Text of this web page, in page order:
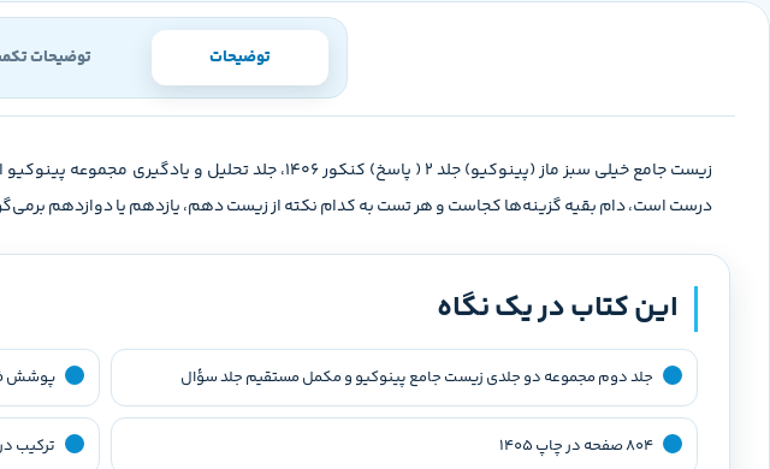
توضیحات توضیحات
زیست جامع خیلی سبز ماز (پینوکیو) جلد 2 ( پاسخ) کنکور
درست است، دام بقیه گزینه‌ها کجاست و هر تست به کدام نکته از زیست دهم، یازدهم یا دوازدهم
این کتاب در یک نگاه
جلد دوم مجموعه دو جلدی زیست جامع پینوکیو و مکمل مستقیم جلد سؤال پوشش
۸۰۴ صفحه در چاپ ۱۴۰۵ ترکیب